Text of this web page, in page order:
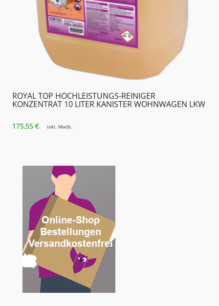
ROYAL TOP HOCHLEISTUNGS-REINIGER
KONZENTRAT 10 LITER KANISTER WOHNWAGEN LKW
175,55 € inkl. MwSt.